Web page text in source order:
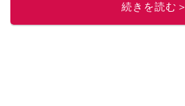
続きを読む＞